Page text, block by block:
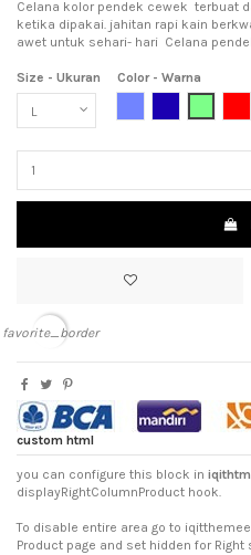
Celana kolor pendek cewek terbuat
ketika dipakai. jahitan rapi kain
awet untuk sehari- hari Celana
Size - Ukuran
Color - Warna
favorite_border
custom html
you can configure this block in
displayRightColumnProduct hook.
To disable entire area go to
Product page and set hidden for Right